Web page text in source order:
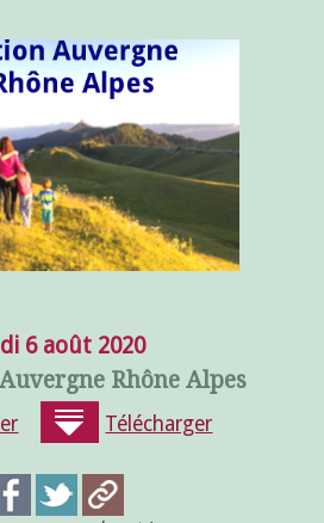
6 août 2020
Rhône Alpes
Télécharger